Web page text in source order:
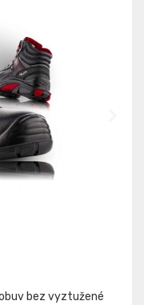
bez vyztužené